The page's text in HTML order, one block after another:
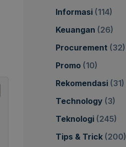
Informasi (114)
Keuangan (26)
Procurement (32)
Promo (10)
Rekomendasi (31)
Technology (3)
Teknologi (245)
Tips & Trick (200)